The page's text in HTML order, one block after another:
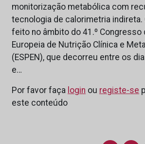
monitorização metabólica com
tecnologia de calorimetria indireta.
feito no âmbito do 41.º Congresso
Europeia de Nutrição Clínica e
(ESPEN), que decorreu entre os
e…
Por favor faça login ou registe-se
este conteúdo